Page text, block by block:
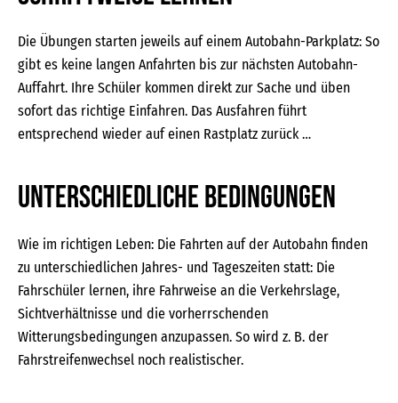
Die Übungen starten jeweils auf einem Autobahn-Parkplatz: So
gibt es keine langen Anfahrten bis zur nächsten Autobahn-
Auffahrt. Ihre Schüler kommen direkt zur Sache und üben
sofort das richtige Einfahren. Das Ausfahren führt
entsprechend wieder auf einen Rastplatz zurück …
Unterschiedliche Bedingungen
Wie im richtigen Leben: Die Fahrten auf der Autobahn finden
zu unterschiedlichen Jahres- und Tageszeiten statt: Die
Fahrschüler lernen, ihre Fahrweise an die Verkehrslage,
Sichtverhältnisse und die vorherrschenden
Witterungsbedingungen anzupassen. So wird z. B. der
Fahrstreifenwechsel noch realistischer.